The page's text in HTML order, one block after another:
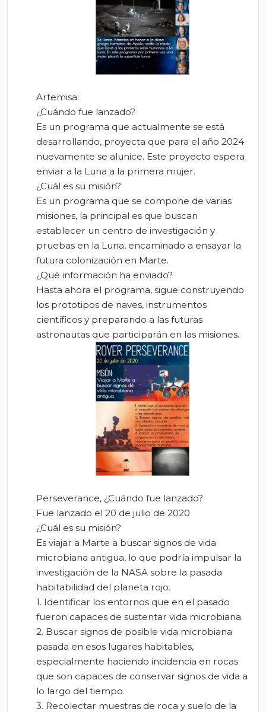
Artemisa:
¿Cuándo fue lanzado?
Es un programa que actualmente se está
desarrollando, proyecta que para el año 2024
nuevamente se alunice. Este proyecto espera
enviar a la Luna a la primera mujer.
¿Cuál es su misión?
Es un programa que se compone de varias
misiones, la principal es que buscan
establecer un centro de investigación y
pruebas en la Luna, encaminado a ensayar la
futura colonización en Marte.
¿Qué información ha enviado?
Hasta ahora el programa, sigue construyendo
los prototipos de naves, instrumentos
científicos y preparando a las futuras
astronautas que participarán en las misiones.
Perseverance, ¿Cuándo fue lanzado?
Fue lanzado el 20 de julio de 2020
¿Cuál es su misión?
Es viajar a Marte a buscar signos de vida
microbiana antigua, lo que podría impulsar la
investigación de la NASA sobre la pasada
habitabilidad del planeta rojo.
1. Identificar los entornos que en el pasado
fueron capaces de sustentar vida microbiana.
2. Buscar signos de posible vida microbiana
pasada en esos lugares habitables,
especialmente haciendo incidencia en rocas
que son capaces de conservar signos de vida a
lo largo del tiempo.
3. Recolectar muestras de roca y suelo de la